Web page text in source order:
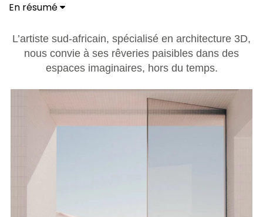
En résumé
L’artiste sud-africain, spécialisé en architecture 3D,
nous convie à ses rêveries paisibles dans des
espaces imaginaires, hors du temps.